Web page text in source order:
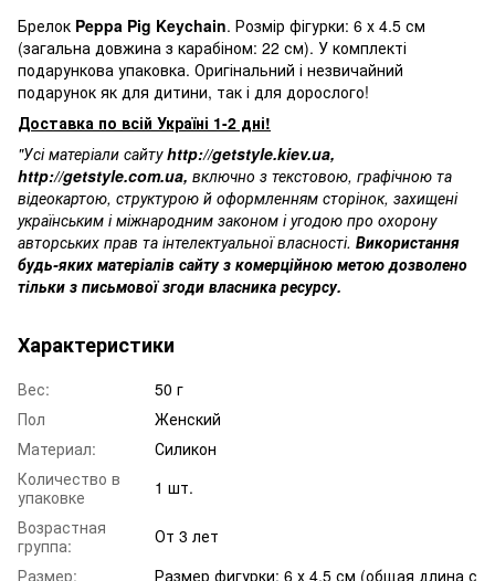
Брелок Peppa Pig Keychain. Розмір фігурки: 6 х 4.5 см
(загальна довжина з карабіном: 22 см). У комплекті
подарункова упаковка. Оригінальний і незвичайний
подарунок як для дитини, так і для дорослого!
Доставка по всій Україні 1-2 дні!
"Усі матеріали сайтуhttp://getstyle.kiev.ua,
http://getstyle.com.ua, включно з текстовою, графічною та
відеокартою, структурою й оформленням сторінок, захищені
українським і міжнародним законом і угодою про охорону
авторських прав та інтелектуальної власності. Використання
будь-яких матеріалів сайту з комерційною метою дозволено
тільки з письмової згоди власника ресурсу.
Характеристики
Вес:
50 г
Пол
Женский
Материал:
Силикон
Количество в
упаковке
1 шт.
Возрастная
группа:
От 3 лет
Размер:
Размер фигурки: 6 х 4.5 см (общая длина с